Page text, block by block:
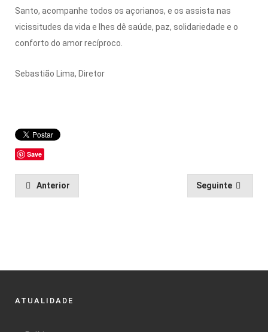
Santo, acompanhe todos os açorianos, e os assista nas
vicissitudes da vida e lhes dê saúde, paz, solidariedade e o
conforto do amor recíproco.
Sebastião Lima, Diretor
Save
Anterior Seguinte
ATUALIDADE